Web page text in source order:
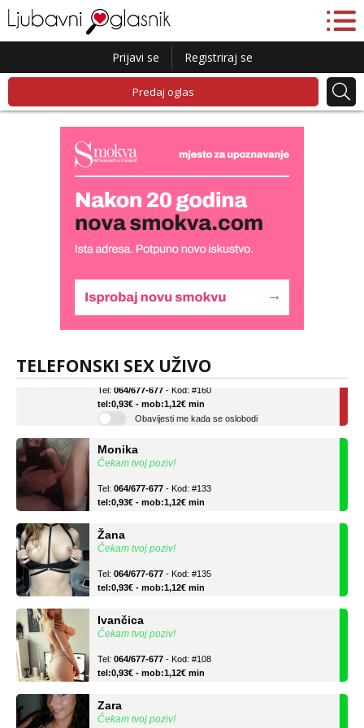
Prijavi se Registriraj se
Predaj oglas
TELEFONSKI SEX UŽIVO
Kristina
Razgovaram :)
Učiteljica iz predgrađa traži...
tel:0,93€ - mob:1,12€ min
Obavijesti me kada se oslobodi
Čekam tvoj poziv!
tel:0,93€ - mob:1,12€ min
Čekam tvoj poziv!
tel:0,93€ - mob:1,12€ min
Čekam tvoj poziv!
tel:0,93€ - mob:1,12€ min
Čekam tvoj poziv!